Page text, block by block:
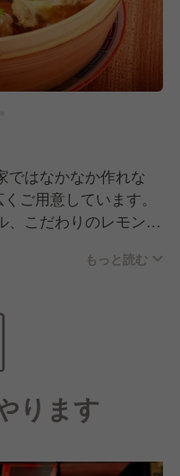
ではなかなか作れな
ご用意しています。
、こだわりのレモンサ
厚生充実
社 3年連続受賞
もっと読む
ります